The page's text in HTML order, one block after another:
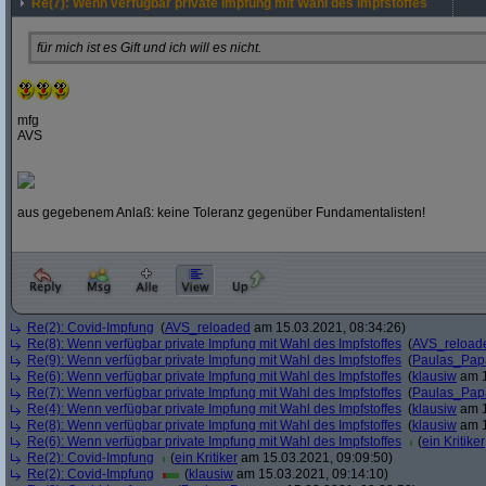
Re(7): Wenn verfügbar private Impfung mit Wahl des Impfstoffes
für mich ist es Gift und ich will es nicht.
mfg
AVS
aus gegebenem Anlaß: keine Toleranz gegenüber Fundamentalisten!
Re(2): Covid-Impfung (AVS_reloaded am 15.03.2021, 08:34:26)
Re(8): Wenn verfügbar private Impfung mit Wahl des Impfstoffes (
Re(9): Wenn verfügbar private Impfung mit Wahl des Impfstoffes (
Re(6): Wenn verfügbar private Impfung mit Wahl des Impfstoffes (klausiw am
Re(7): Wenn verfügbar private Impfung mit Wahl des Impfstoffes (
Re(4): Wenn verfügbar private Impfung mit Wahl des Impfstoffes (klausiw am
Re(8): Wenn verfügbar private Impfung mit Wahl des Impfstoffes (klausiw am
Re(6): Wenn verfügbar private Impfung mit Wahl des Impfstoffes
(ein Kritiker
Re(2): Covid-Impfung
(ein Kritiker am 15.03.2021, 09:09:50)
Re(2): Covid-Impfung
(klausiw am 15.03.2021, 09:14:10)